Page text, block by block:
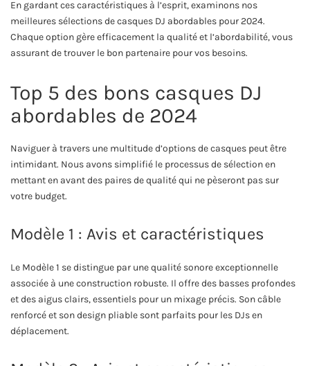
En gardant ces caractéristiques à l’esprit, examinons nos
meilleures sélections de casques DJ abordables pour 2024.
Chaque option gère efficacement la qualité et l’abordabilité, vous
assurant de trouver le bon partenaire pour vos besoins.
Top 5 des bons casques DJ
abordables de 2024
Naviguer à travers une multitude d’options de casques peut être
intimidant. Nous avons simplifié le processus de sélection en
mettant en avant des paires de qualité qui ne pèseront pas sur
votre budget.
Modèle 1 : Avis et caractéristiques
Le Modèle 1 se distingue par une qualité sonore exceptionnelle
associée à une construction robuste. Il offre des basses profondes
et des aigus clairs, essentiels pour un mixage précis. Son câble
renforcé et son design pliable sont parfaits pour les DJs en
déplacement.